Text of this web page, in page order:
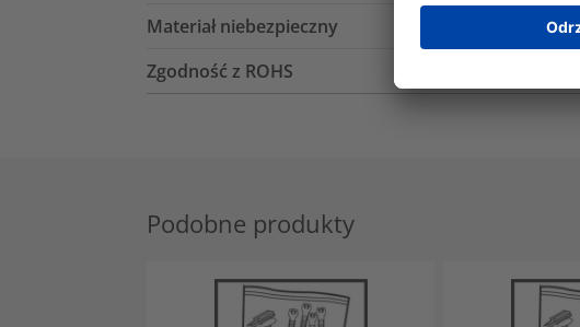
Materiał niebezpieczny
Zgodność z ROHS
Podobne produkty